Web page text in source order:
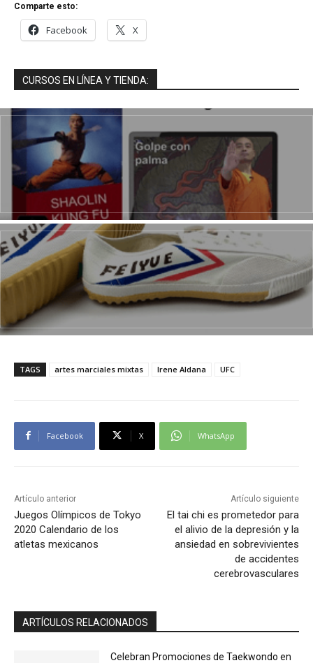
Comparte esto:
Facebook X
CURSOS EN LÍNEA Y TIENDA:
TAGS artes marciales mixtas Irene Aldana UFC
Facebook X WhatsApp
Artículo anterior
Juegos Olímpicos de Tokyo
2020 Calendario de los
atletas mexicanos
Artículo siguiente
El tai chi es prometedor para
el alivio de la depresión y la
ansiedad en sobrevivientes
de accidentes
cerebrovasculares
ARTÍCULOS RELACIONADOS
Celebran Promociones de Taekwondo en